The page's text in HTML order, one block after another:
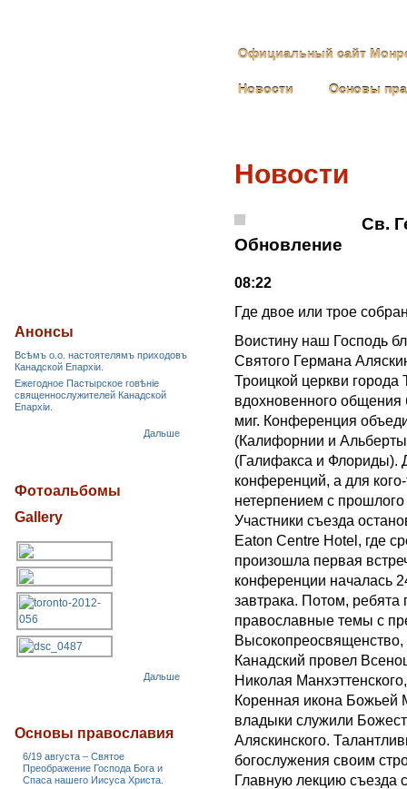
Официальный сайт
Новости Основы
Новости
Св.
Обновление
08:22
Где двое или трое
Воистину наш Господь
Святого Германа
Троицкой церкви
вдохновенного общения
миг. Конференция
(Калифорнии и
(Галифакса и Флориды).
конференций, а для
нетерпением с прошлого
Участники съезда
Eaton Centre Hotel, где
произошла первая
конференции началась
завтрака. Потом,
православные темы с
Канадский провел
Николая
Коренная икона
владыки служили
Аляскинского.
богослужения своим
Главную лекцию съезда
Анонсы
Всѣмъ о.о. настоятелямъ приходовъ
Канадской Епархiи.
Ежегодное Пастырское говѣніе
священнослужителей Канадской
Епархіи.
Дальше
Фотоальбомы
Gallery
Дальше
Основы православия
6/19 августа – Святое
Преображение Господа Бога и
Спаса нашего Иисуса Христа.